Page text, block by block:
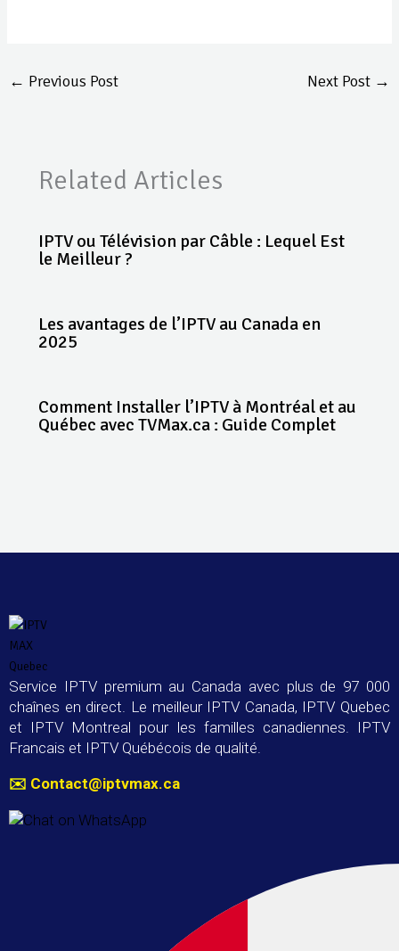
← Previous Post Next Post →
Related Articles
IPTV ou Télévision par Câble : Lequel Est
le Meilleur ?
Les avantages de l’IPTV au Canada en
2025
Comment Installer l’IPTV à Montréal et au
Québec avec TVMax.ca : Guide Complet
Service IPTV premium au Canada avec plus de 97 000
chaînes en direct. Le meilleur IPTV Canada, IPTV Quebec
et IPTV Montreal pour les familles canadiennes. IPTV
Francais et IPTV Québécois de qualité.
✉️ Contact@iptvmax.ca